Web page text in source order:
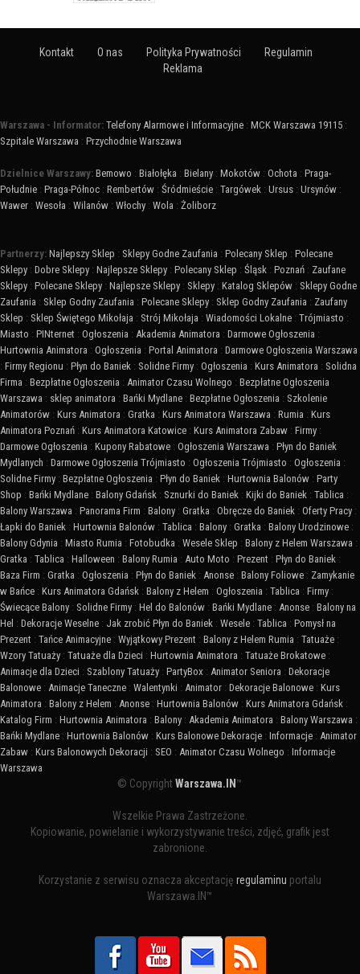
Kontakt O nas Polityka Prywatności
Regulamin
Reklama
Warszawa - Informator: Telefony Alarmowe i Informacyjne : MCK Warszawa 19115 :
Szpitale Warszawa : Przychodnie Warszawa
Dzielnice Warszawy: Bemowo : Białołęka : Bielany : Mokotów : Ochota : Praga-
Południe : Praga-Północ : Rembertów : Śródmieście : Targówek : Ursus : Ursynów :
Wawer : Wesoła : Wilanów : Włochy : Wola : Żoliborz
Partnerzy: Najlepszy Sklep : Sklepy Godne Zaufania : Polecany Sklep : Polecane
Sklepy : Dobre Sklepy : Najlepsze Sklepy : Polecany Sklep : Śląsk : Poznań : Zaufane
Sklepy : Polecane Sklepy : Najlepsze Sklepy : Sklepy : Katalog Sklepów : Sklepy Godne
Zaufania : Sklep Godny Zaufania : Polecane Sklepy : Sklep Godny Zaufania : Zaufany
Sklep : Sklep Świętego Mikołaja : Strój Mikołaja : Wiadomości Lokalne : Trójmiasto :
Miasto : PINternet : Ogłoszenia : Akademia Animatora : Darmowe Ogłoszenia :
Hurtownia Animatora : Ogłoszenia : Portal Animatora : Darmowe Ogłoszenia Warszawa
: Firmy Regionu : Płyn do Baniek : Solidne Firmy : Ogłoszenia : Kurs Animatora : Solidna
Firma : Bezpłatne Ogłoszenia : Animator Czasu Wolnego : Bezpłatne Ogłoszenia
Warszawa : sklep animatora : Bańki Mydlane : Bezpłatne Ogłoszenia : Szkolenie
Animatorów : Kurs Animatora : Gratka : Kurs Animatora Warszawa : Rumia : Kurs
Animatora Poznań : Kurs Animatora Katowice : Kurs Animatora Zabaw : Firmy :
Darmowe Ogłoszenia : Kupony Rabatowe : Ogłoszenia Warszawa : Płyn do Baniek
Mydlanych : Darmowe Ogłoszenia Trójmiasto : Ogłoszenia Trójmiasto : Ogłoszenia :
Solidne Firmy : Bezpłatne Ogłoszenia : Płyn do Baniek : Hurtownia Balonów : Party
Shop : Bańki Mydlane : Balony Gdańsk : Sznurki do Baniek : Kijki do Baniek : Tablica :
Balony Warszawa : Panorama Firm : Balony : Gratka : Obręcze do Baniek : Oferty Pracy :
Łapki do Baniek : Hurtownia Balonów : Tablica : Balony : Gratka : Balony Urodzinowe :
Balony Gdynia : Miasto Rumia : Fotobudka : Wesele Sklep : Balony z Helem Warszawa :
Gratka : Tablica : Halloween : Balony Rumia : Auto Moto : Prezent : Płyn do Baniek :
Baza Firm : Gratka : Ogłoszenia : Płyn do Baniek : Anonse : Balony Foliowe : Zamykanie
w Bańce : Kurs Animatora Gdańsk : Balony z Helem : Ogłoszenia : Tablica : Firmy :
Świecące Balony : Solidne Firmy : Hel do Balonów : Bańki Mydlane : Anonse : Balony na
Hel : Dekoracje Weselne : Jak zrobić Płyn do Baniek : Wesele : Tablica : Pomysł na
Prezent : Tańce Animacyjne : Wyjątkowy Prezent : Balony z Helem Rumia : Tatuaże :
Wzory Tatuaży : Tatuaże dla Dzieci : Hurtownia Animatora : Tatuaże Brokatowe :
Animacje dla Dzieci : Szablony Tatuaży : PartyBox : Animator Seniora : Dekoracje
Balonowe : Animacje Taneczne : Walentynki : Animator : Dekoracje Balonowe : Kurs
Animatora : Balony z Helem : Anonse : Hurtownia Balonów : Kurs Animatora Gdańsk :
Katalog Firm : Hurtownia Animatora : Balony : Akademia Animatora : Balony Warszawa :
Bańki Mydlane : Hurtownia Balonów : Kurs Balonowe Dekoracje : Informacje : Animator
Zabaw : Kurs Balonowych Dekoracji : SEO : Animator Czasu Wolnego : Informacje
Warszawa
© CopyrightWarszawa.IN ™
Wszelkie Prawa Zastrzeżone.
Kopiowanie, powielanie i wykorzystywanie treści, zdjęć, grafik jest
zabronione.
Korzystanie z serwisu oznacza akceptację regulaminu portalu
Warszawa.IN™